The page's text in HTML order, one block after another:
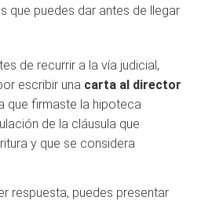
que puedes dar antes de llegar
de recurrir a la vía judicial,
escribir una carta al director
que firmaste la hipoteca
de la cláusula que
y que se considera
respuesta, puedes presentar